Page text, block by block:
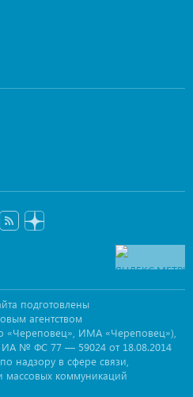
подготовлены
агентством
«Череповец», ИМА «Череповец»),
ИА № ФС 77 — 59024 от 18.08.2014
надзору в сфере связи,
коммуникаций